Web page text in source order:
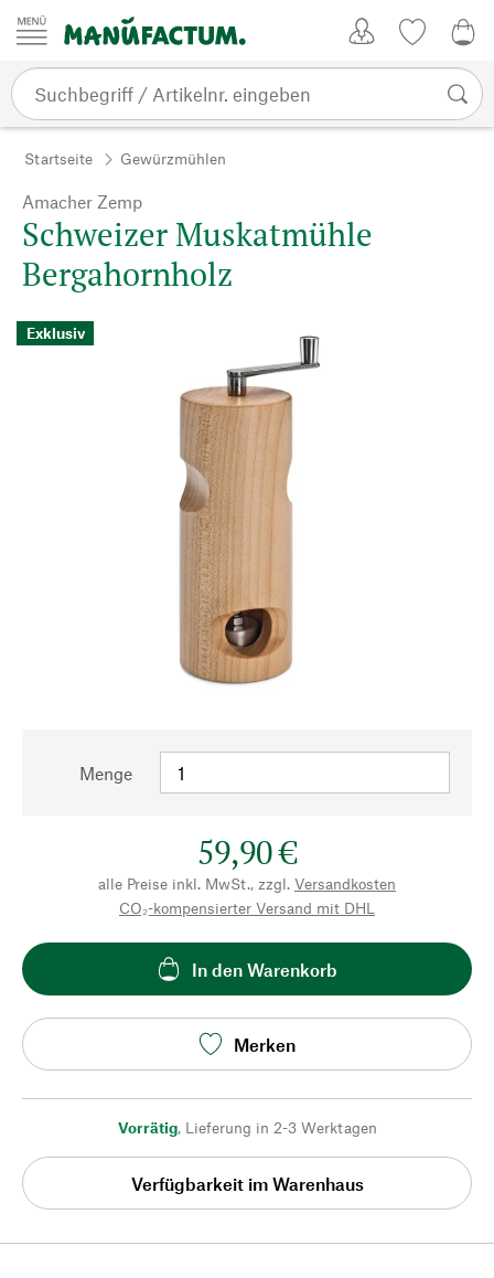
Zum Inhalt springen
Startseite Gewürzmühlen
Amacher Zemp
Schweizer Muskatmühle
Bergahornholz
Exklusiv
Menge
59,90 €
alle Preise inkl. MwSt., zzgl. Versandkosten
CO₂-kompensierter Versand mit DHL
In den Warenkorb
Merken
Vorrätig, Lieferung in 2-3 Werktagen
Verfügbarkeit im Warenhaus